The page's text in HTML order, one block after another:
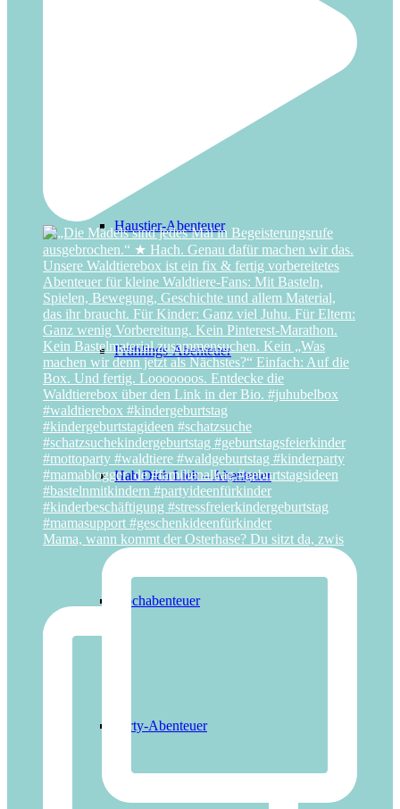
Haustier-Abenteuer
Frühlings-Abenteuer
Hab Dich Lieb – Abenteuer
Kochabenteuer
Party-Abenteuer
Mama, wann kommt der Osterhase? Du sitzt da, zwis